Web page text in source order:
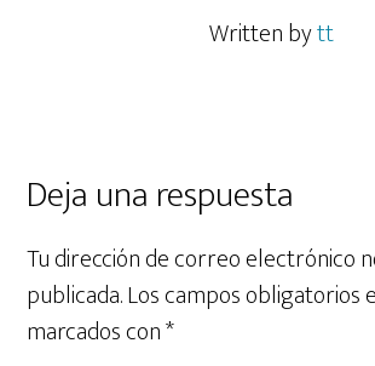
Written bytt
Interacciones
con
los
lectores
Deja una respuesta
Tu dirección de correo electrónico
publicada.Los campos obligatorios
marcados con*